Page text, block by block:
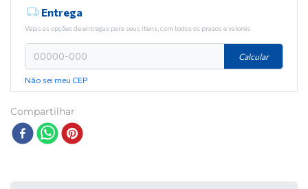
Entrega
Vejas as opções de entregas para seus itens, com todos os prazos e valores
Calcular
Não sei meu CEP
Compartilhar